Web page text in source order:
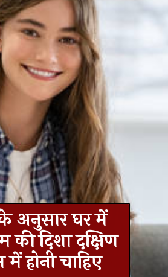
अनुसार घर में
की दिशा दक्षिण
में होनी चाहिए